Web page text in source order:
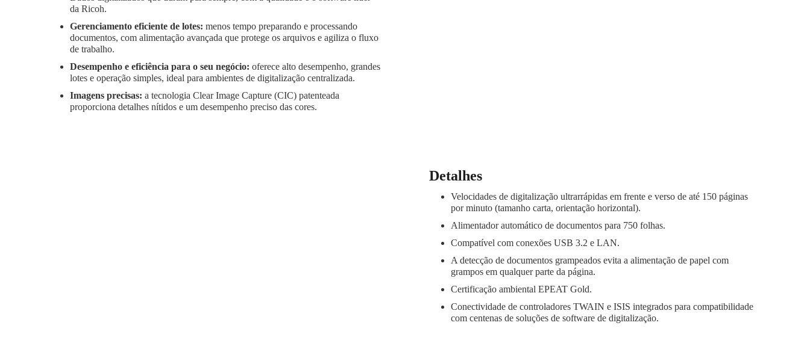
da Ricoh.
Gerenciamento eficiente de lotes: menos tempo preparando e processando
documentos, com alimentação avançada que protege os arquivos e agiliza o fluxo
de trabalho.
Desempenho e eficiência para o seu negócio: oferece alto desempenho, grandes
lotes e operação simples, ideal para ambientes de digitalização centralizada.
Imagens precisas: a tecnologia Clear Image Capture (CIC) patenteada
proporciona detalhes nítidos e um desempenho preciso das cores.
Detalhes
Velocidades de digitalização ultrarrápidas em frente e verso de até 150 páginas
por minuto (tamanho carta, orientação horizontal).
Alimentador automático de documentos para 750 folhas.
Compatível com conexões USB 3.2 e LAN.
A detecção de documentos grampeados evita a alimentação de papel com
grampos em qualquer parte da página.
Certificação ambiental EPEAT Gold.
Conectividade de controladores TWAIN e ISIS integrados para compatibilidade
com centenas de soluções de software de digitalização.